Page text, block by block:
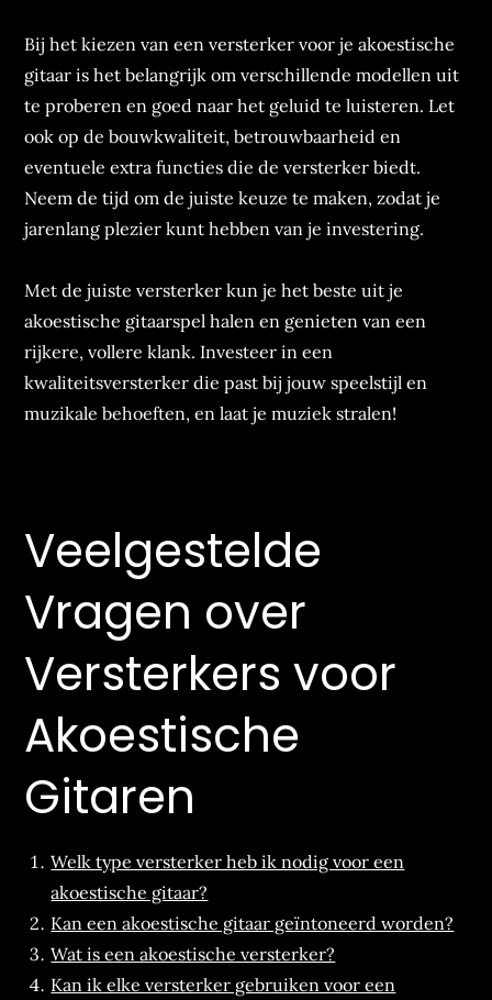
Bij het kiezen van een versterker voor je akoestische
gitaar is het belangrijk om verschillende modellen uit
te proberen en goed naar het geluid te luisteren. Let
ook op de bouwkwaliteit, betrouwbaarheid en
eventuele extra functies die de versterker biedt.
Neem de tijd om de juiste keuze te maken, zodat je
jarenlang plezier kunt hebben van je investering.
Met de juiste versterker kun je het beste uit je
akoestische gitaarspel halen en genieten van een
rijkere, vollere klank. Investeer in een
kwaliteitsversterker die past bij jouw speelstijl en
muzikale behoeften, en laat je muziek stralen!
Veelgestelde
Vragen over
Versterkers voor
Akoestische
Gitaren
Welk type versterker heb ik nodig voor een
akoestische gitaar?
Kan een akoestische gitaar geïntoneerd worden?
Wat is een akoestische versterker?
Kan ik elke versterker gebruiken voor een